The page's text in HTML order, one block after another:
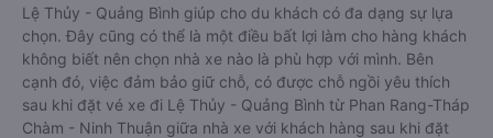
Lệ Thủy - Quảng Bình giúp cho du khách có đa dạng sự lựa
chọn. Đây cũng có thể là một điều bất lợi làm cho hàng khách
không biết nên chọn nhà xe nào là phù hợp với mình. Bên
cạnh đó, việc đảm bảo giữ chỗ, có được chỗ ngồi yêu thích
sau khi đặt vé xe đi Lệ Thủy - Quảng Bình từ Phan Rang-Tháp
Chàm - Ninh Thuận giữa nhà xe với khách hàng sau khi đặt